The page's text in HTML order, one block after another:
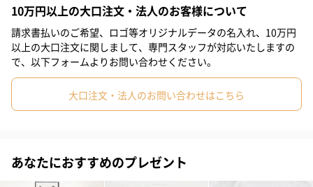
人気のNEKOハンカチシリーズにクリスマス限定のスペシャルパッ
ケージが登場。
正方形のコロンとしたボックスには、タオルと同じ猫ちゃんがプ
リントされています。
愛猫家の方はもちろん、相手の好きなモチーフを選ぶのも楽しみ
ボックスを並べて飾っても可愛いです。
オリジナルのマイクロファイバーボア
#妻 #母親 #彼女 #祖父 #上司女性
#上司男性 #同僚女性 #同僚男性 #男子大学生
#40代 #50代 #60代 #70代 #80代 #90代
10万円以上の大口注文・法人のお客様について
請求書払いのご希望、ロゴ等オリジナルデータの名入れ、10万円
以上の大口注文に関しまして、専門スタッフが対応いたしますの
で、以下フォームよりお問い合わせください。
大口注文・法人のお問い合わせはこちら
あなたにおすすめのプレゼント